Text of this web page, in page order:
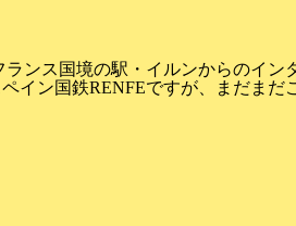
ンス国境の駅・イルンからのイン
イン国鉄RENFEですが、まだまだ